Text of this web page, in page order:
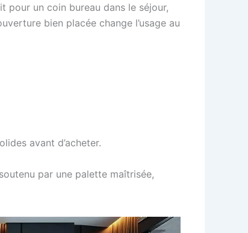
pour un coin bureau dans le séjour,
bien placée change l’usage au
avant d’acheter.
par une palette maîtrisée,